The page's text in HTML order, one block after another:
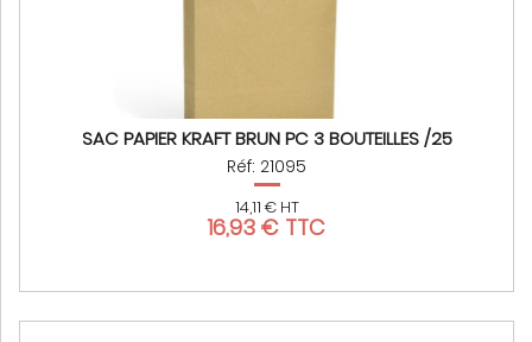
SAC PAPIER KRAFT BRUN PC 3 BOUTEILLES /25
Réf: 21095
14,11 € HT
16,93 € TTC